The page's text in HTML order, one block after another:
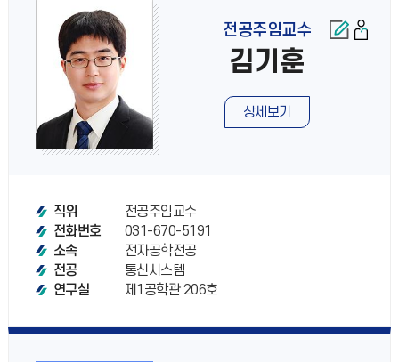
전공주임교수
김기훈
상세보기
직위
전공주임교수
전화번호
031-670-5191
소속
전자공학전공
전공
통신시스템
연구실
제1공학관 206호